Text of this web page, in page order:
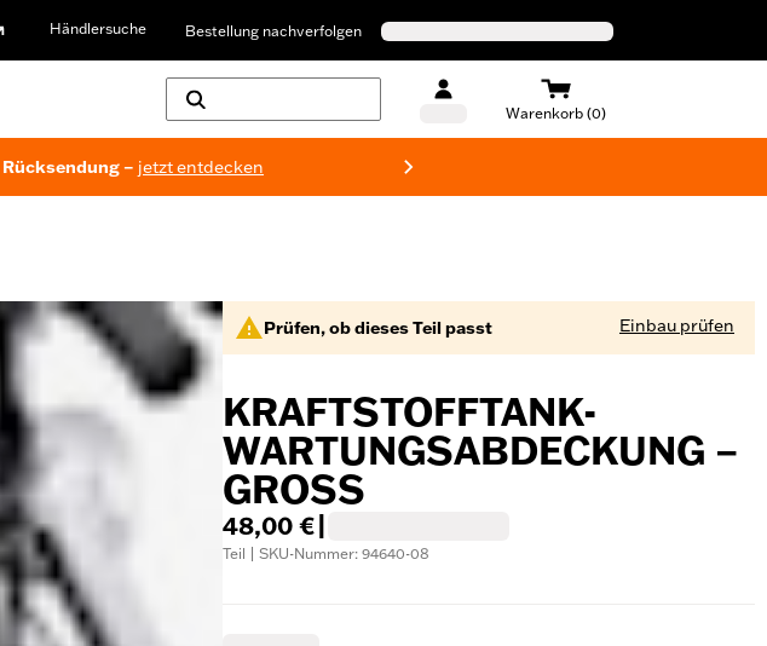
Händlersuche Bestellung nachverfolgen
Warenkorb (0)
– jetzt entdecken
Prüfen, ob dieses Teil passt Einbau prüfen
KRAFTSTOFFTANK-
WARTUNGSABDECKUNG –
GROSS
48,00 €
Teil | SKU-Nummer: 94640-08